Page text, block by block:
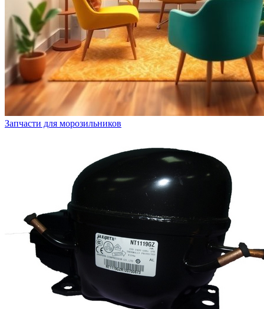
Запчасти для морозильников